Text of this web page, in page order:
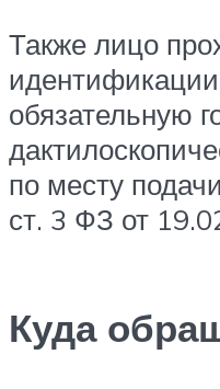
Также лицо
обязательную
по месту
ст. 3 ФЗ от
Куда